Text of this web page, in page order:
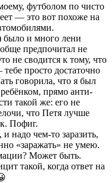
футболом по чисто
— это вот похоже на
было и много лени
предпочитал не
не сводится к тому, что
просто достаточно
говорила, что я был
прямо анти-
такой же: его не
что Петя лучше
Пофиг.
надо чем-то заразить,
«заражать» не умею.
Может быть.
такой, когда ответ на